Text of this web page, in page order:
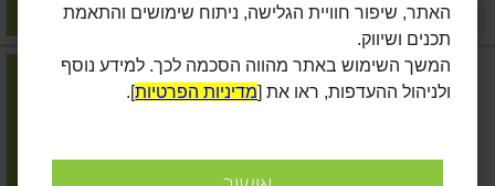
₪0.06 ל-1 מטר במבצע! ₪31.90
לילי | 32×18.37 מטר
נייר טואלט בגוון פסטל
הוסיפו
האתר, שיפור חוויית הגלישה, ניתוח שימושים והתאמת
תכנים ושיווק.
המשך השימוש באתר מהווה הסכמה לכך. למידע נוסף
ולניהול ההעדפות, ראו את [מדיניות הפרטיות].